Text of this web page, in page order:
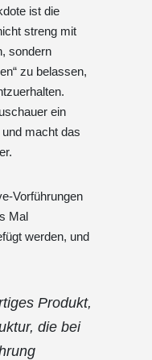
ist die
streng mit
sondern
zu belassen,
ein
macht das
Vorführungen
Mal
werden, und
Produkt,
die bei